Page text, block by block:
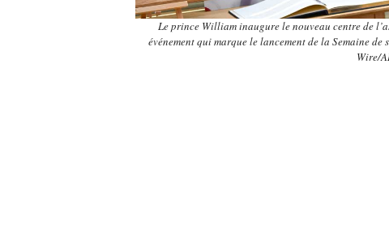
Le prince William inaugure le nouveau centre de
événement qui marque le lancement de la Semaine
Wire/